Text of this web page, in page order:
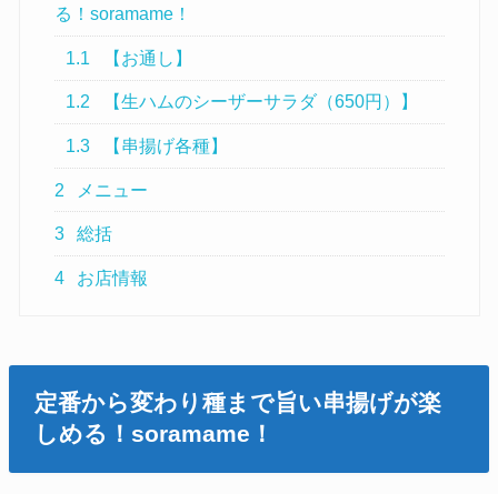
る！soramame！
1.1 【お通し】
1.2 【生ハムのシーザーサラダ（650円）】
1.3 【串揚げ各種】
2 メニュー
3 総括
4 お店情報
定番から変わり種まで旨い串揚げが楽
しめる！soramame！